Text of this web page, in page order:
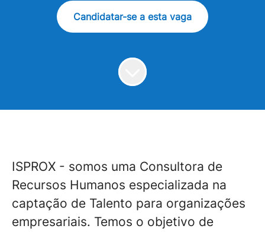
Candidatar-se a esta vaga
ISPROX - somos uma Consultora de
Recursos Humanos especializada na
captação de Talento para organizações
empresariais. Temos o objetivo de